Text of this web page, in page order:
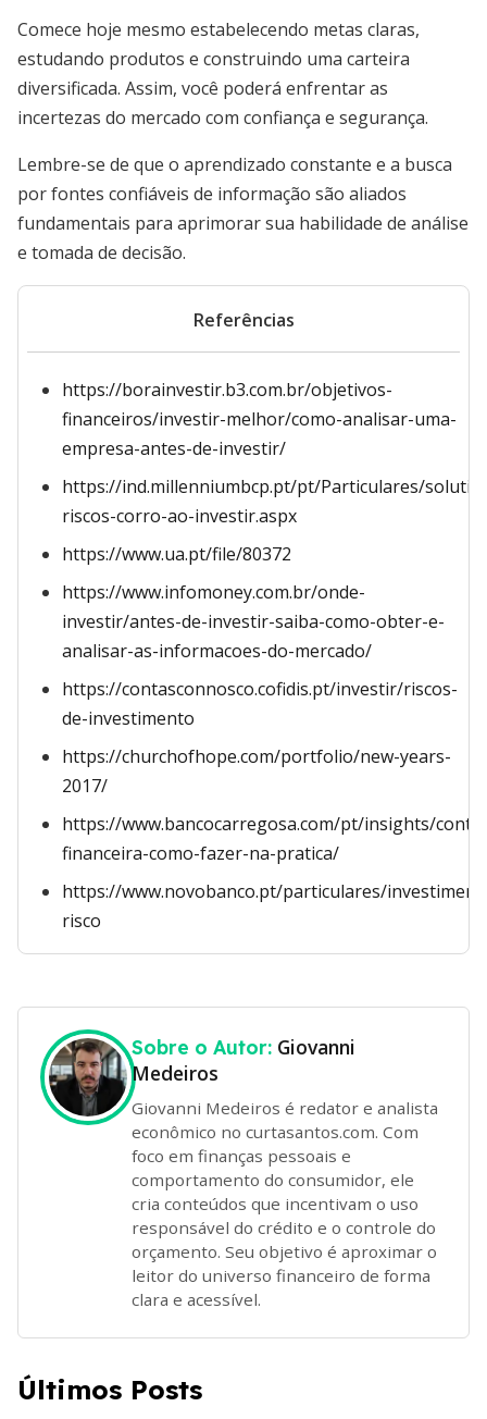
Comece hoje mesmo estabelecendo metas claras,
estudando produtos e construindo uma carteira
diversificada. Assim, você poderá enfrentar as
incertezas do mercado com confiança e segurança.
Lembre-se de que o aprendizado constante e a busca
por fontes confiáveis de informação são aliados
fundamentais para aprimorar sua habilidade de análise
e tomada de decisão.
Referências
https://borainvestir.b3.com.br/objetivos-
financeiros/investir-melhor/como-analisar-uma-
empresa-antes-de-investir/
https://ind.millenniumbcp.pt/pt/Particulares/
riscos-corro-ao-investir.aspx
https://www.ua.pt/file/80372
https://www.infomoney.com.br/onde-
investir/antes-de-investir-saiba-como-obter-e-
analisar-as-informacoes-do-mercado/
https://contasconnosco.cofidis.pt/investir/riscos-
de-investimento
https://churchofhope.com/portfolio/new-years-
2017/
https://www.bancocarregosa.com/pt/insights/
financeira-como-fazer-na-pratica/
https://www.novobanco.pt/particulares/
risco
Sobre o Autor: Giovanni
Medeiros
Giovanni Medeiros é redator e analista
econômico no curtasantos.com. Com
foco em finanças pessoais e
comportamento do consumidor, ele
cria conteúdos que incentivam o uso
responsável do crédito e o controle do
orçamento. Seu objetivo é aproximar o
leitor do universo financeiro de forma
clara e acessível.
Últimos Posts